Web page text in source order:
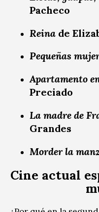
Pacheco
Reina de
Pequeñas
Apartamento
Preciado
La madre de
Grandes
Morder la
Cine actual